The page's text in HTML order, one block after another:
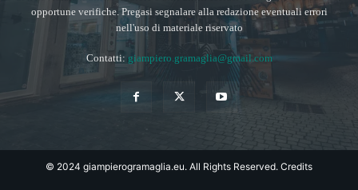
opportune verifiche. Pregasi segnalare alla redazione eventuali errori
nell'uso di materiale riservato
Contatti: giampiero.gramaglia@gmail.com
© 2024 giampierogramaglia.eu. All Rights Reserved. Credits